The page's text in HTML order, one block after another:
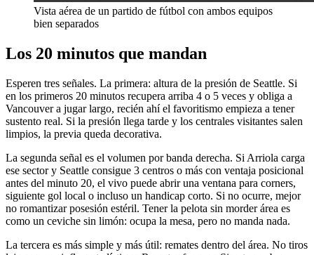
Vista aérea de un partido de fútbol con ambos equipos
bien separados
Los 20 minutos que mandan
Esperen tres señales. La primera: altura de la presión de Seattle. Si
en los primeros 20 minutos recupera arriba 4 o 5 veces y obliga a
Vancouver a jugar largo, recién ahí el favoritismo empieza a tener
sustento real. Si la presión llega tarde y los centrales visitantes salen
limpios, la previa queda decorativa.
La segunda señal es el volumen por banda derecha. Si Arriola carga
ese sector y Seattle consigue 3 centros o más con ventaja posicional
antes del minuto 20, el vivo puede abrir una ventana para corners,
siguiente gol local o incluso un handicap corto. Si no ocurre, mejor
no romantizar posesión estéril. Tener la pelota sin morder área es
como un ceviche sin limón: ocupa la mesa, pero no manda nada.
La tercera es más simple y más útil: remates dentro del área. No tiros